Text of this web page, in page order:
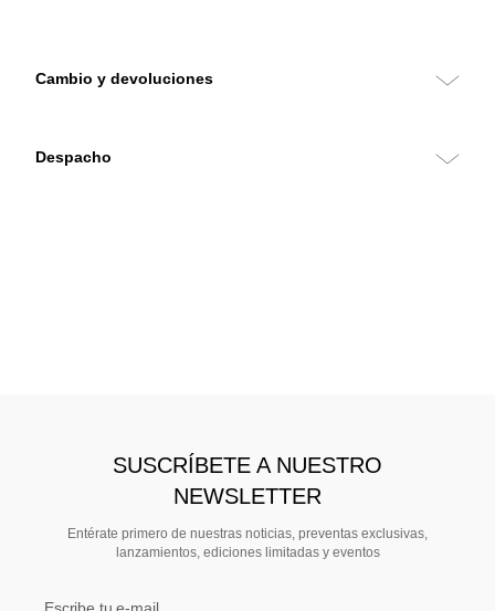
SUSCRÍBETE A NUESTRO
NEWSLETTER
Entérate primero de nuestras noticias, preventas exclusivas,
lanzamientos, ediciones limitadas y eventos